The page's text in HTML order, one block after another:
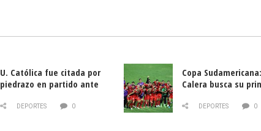
U. Católica fue citada por
piedrazo en partido ante
DEPORTES 0
Copa
Calera busca su
DEPORTES 0